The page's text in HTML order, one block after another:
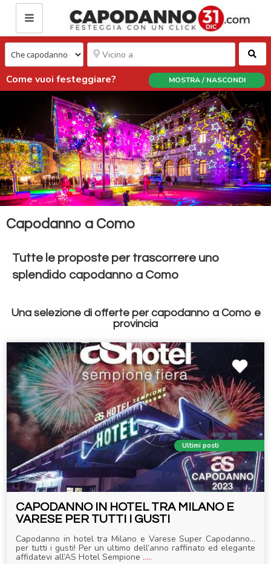
Come vuoi festeggiare? MOSTRA / NASCONDI
Capodanno a Como
Tutte le proposte per trascorrere uno
splendido capodanno a Como
Una selezione di offerte per capodanno a Como e
provincia
Ultimi posti
CAPODANNO IN HOTEL TRA MILANO E
VARESE PER TUTTI I GUSTI
Capodanno in hotel tra Milano e Varese Super Capodanno…
per tutti i gusti! Per un ultimo dell’anno raffinato ed elegante
affidatevi all’AS Hotel Sempione .....